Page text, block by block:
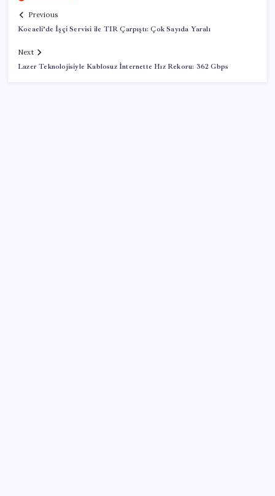
Previous
Kocaeli’de İşçi Servisi ile TIR Çarpıştı: Çok Sayıda Yaralı
Next
Lazer Teknolojisiyle Kablosuz İnternette Hız Rekoru: 362 Gbps